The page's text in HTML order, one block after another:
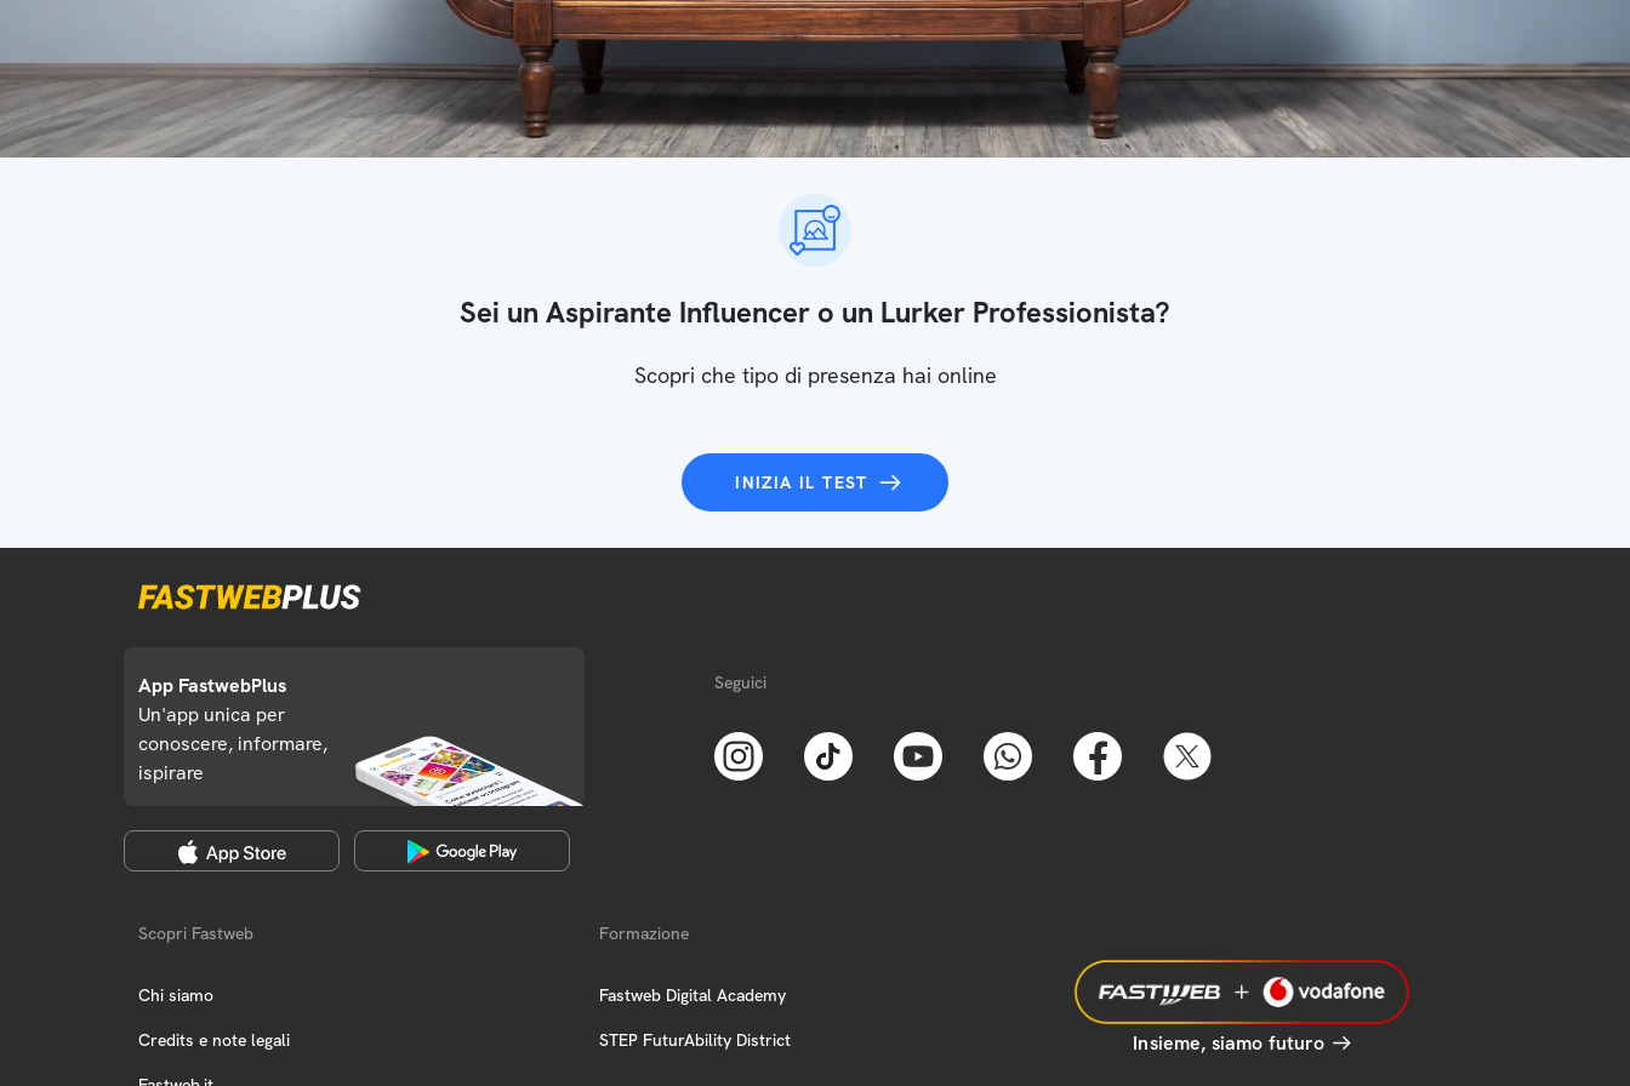
Sei un Aspirante Influencer o un Lurker Professionista?
Scopri che tipo di presenza hai online
INIZIA IL TEST
App FastwebPlus
Un'app unica per
conoscere, informare,
ispirare
Seguici
Scopri Fastweb
Chi siamo
Credits e note legali
Formazione
Fastweb Digital Academy
STEP FuturAbility District Insieme, siamo futuro